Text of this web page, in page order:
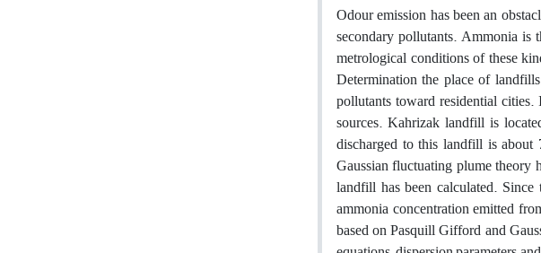
Odour emission has been an
secondary pollutants. Ammonia is
metrological conditions of these
Determination the place of
pollutants toward residential
sources. Kahrizak landfill is
discharged to this landfill is
Gaussian fluctuating plume theory
landfill has been calculated.
ammonia concentration emitted
based on Pasquill Gifford and